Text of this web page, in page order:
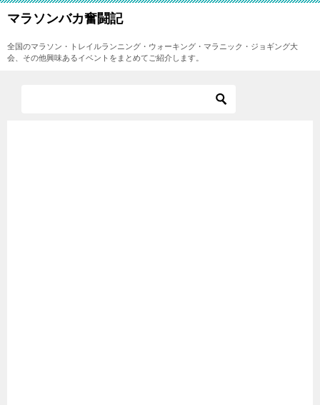
マラソンバカ奮闘記
全国のマラソン・トレイルランニング・ウォーキング・マラニック・ジョギング大
会、その他興味あるイベントをまとめてご紹介します。